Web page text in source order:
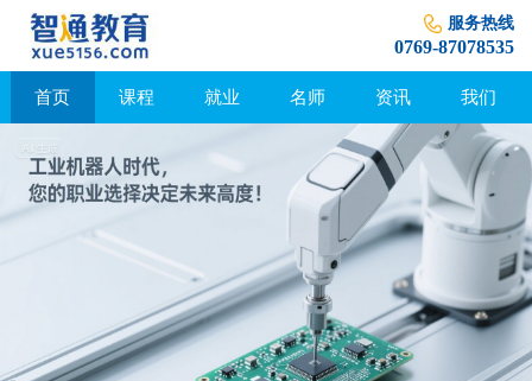
服务热线
0769-87078535
首页 课程 就业 名师 资讯 我们